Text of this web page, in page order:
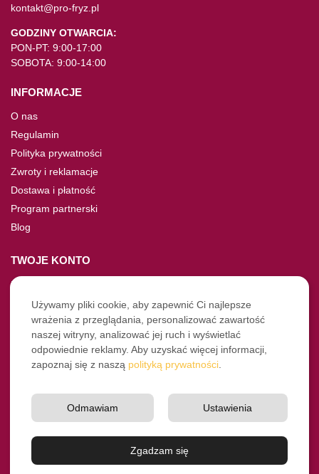
kontakt@pro-fryz.pl
GODZINY OTWARCIA:
PON-PT: 9:00-17:00
SOBOTA: 9:00-14:00
INFORMACJE
O nas
Regulamin
Polityka prywatności
Zwroty i reklamacje
Dostawa i płatność
Program partnerski
Blog
TWOJE KONTO
Moje konto
Nie pamiętasz hasła?
Twoje zamówienia
NASZE SOCIALE
Instagram
YouTube
© Pro-Fryz.pl 2021-2026
Używamy pliki cookie, aby zapewnić Ci najlepsze
wrażenia z przeglądania, personalizować zawartość
naszej witryny, analizować jej ruch i wyświetlać
odpowiednie reklamy. Aby uzyskać więcej informacji,
zapoznaj się z naszą polityką prywatności
Zgadzam się
Ustawienia
Odmawiam